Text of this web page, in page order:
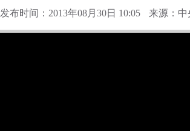
发布时间：2013年08月30日 10:05 来源：中